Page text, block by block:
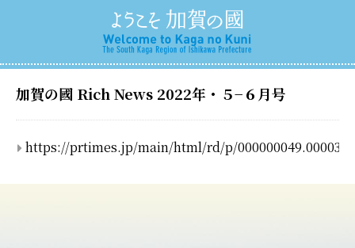
加賀の國 Rich News 2022年・５−６月号
https://prtimes.jp/main/html/rd/p/